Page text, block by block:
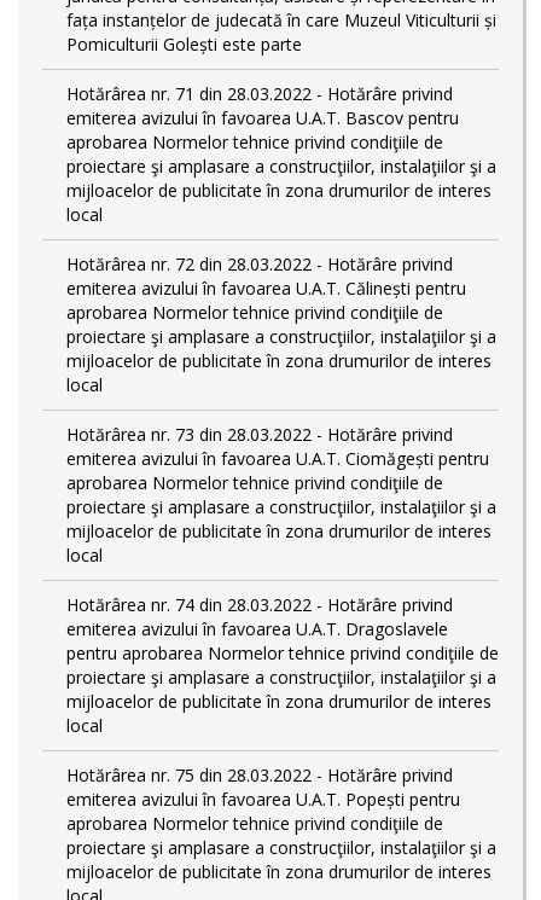
fața instanțelor de judecată în care Muzeul Viticulturii și
Pomiculturii Golești este parte
Hotărârea nr. 71 din 28.03.2022 - Hotărâre privind
emiterea avizului în favoarea U.A.T. Bascov pentru
aprobarea Normelor tehnice privind condiţiile de
proiectare şi amplasare a construcţiilor, instalaţiilor şi a
mijloacelor de publicitate în zona drumurilor de interes
local
Hotărârea nr. 72 din 28.03.2022 - Hotărâre privind
emiterea avizului în favoarea U.A.T. Călinești pentru
aprobarea Normelor tehnice privind condiţiile de
proiectare şi amplasare a construcţiilor, instalaţiilor şi a
mijloacelor de publicitate în zona drumurilor de interes
local
Hotărârea nr. 73 din 28.03.2022 - Hotărâre privind
emiterea avizului în favoarea U.A.T. Ciomăgești pentru
aprobarea Normelor tehnice privind condiţiile de
proiectare şi amplasare a construcţiilor, instalaţiilor şi a
mijloacelor de publicitate în zona drumurilor de interes
local
Hotărârea nr. 74 din 28.03.2022 - Hotărâre privind
emiterea avizului în favoarea U.A.T. Dragoslavele
pentru aprobarea Normelor tehnice privind condiţiile de
proiectare şi amplasare a construcţiilor, instalaţiilor şi a
mijloacelor de publicitate în zona drumurilor de interes
local
Hotărârea nr. 75 din 28.03.2022 - Hotărâre privind
emiterea avizului în favoarea U.A.T. Popești pentru
aprobarea Normelor tehnice privind condiţiile de
proiectare şi amplasare a construcţiilor, instalaţiilor şi a
mijloacelor de publicitate în zona drumurilor de interes